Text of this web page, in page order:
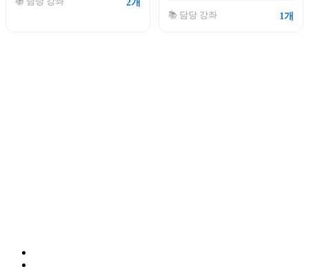
2개
📚 담당 강좌 1개